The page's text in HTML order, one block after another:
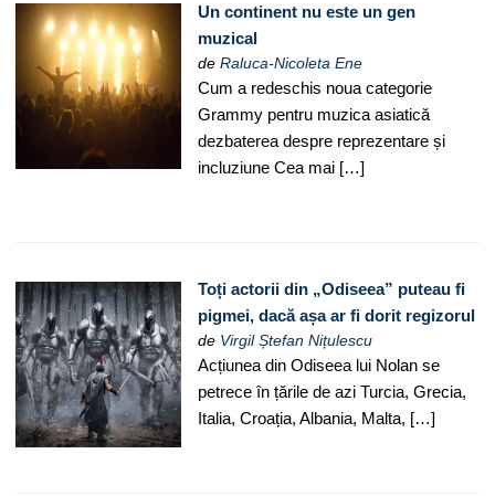
Un continent nu este un gen
muzical
deRaluca-Nicoleta Ene
Cum a redeschis noua categorie
Grammy pentru muzica asiatică
dezbaterea despre reprezentare și
incluziune Cea mai […]
Toți actorii din „Odiseea” puteau fi
pigmei, dacă așa ar fi dorit regizorul
de Virgil Ștefan Nițulescu
Acțiunea din Odiseea lui Nolan se
petrece în țările de azi Turcia, Grecia,
Italia, Croația, Albania, Malta, […]